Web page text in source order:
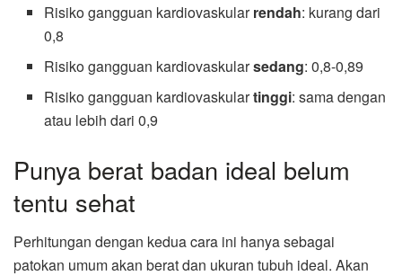
Risiko gangguan kardiovaskularrendah: kurang dari
0,8
Risiko gangguan kardiovaskularsedang: 0,8-0,89
Risiko gangguan kardiovaskulartinggi: sama dengan
atau lebih dari 0,9
Punya berat badan ideal belum
tentu sehat
Perhitungan dengan kedua cara ini hanya sebagai
patokan umum akan berat dan ukuran tubuh ideal. Akan